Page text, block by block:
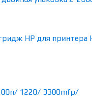
HP для принтера